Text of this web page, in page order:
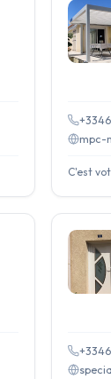
mpc-
C'est